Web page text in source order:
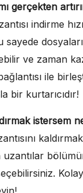
gerçekten
indirme
sayede
ve zaman
ile
bir kurtarıcıdır!
istersem
uzantılar